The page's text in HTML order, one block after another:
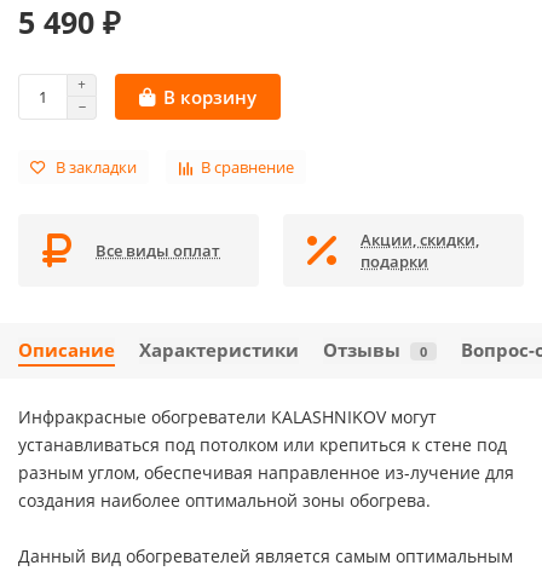
5 490 ₽
В корзину
В закладки В сравнение
Все виды оплат
Акции, скидки,
подарки
Описание Характеристики Отзывы 0 Вопрос-
Инфракрасные обогреватели KALASHNIKOV могут
устанавливаться под потолком или крепиться к стене под
разным углом, обеспечивая направленное из-лучение для
создания наиболее оптимальной зоны обогрева.
Данный вид обогревателей является самым оптимальным